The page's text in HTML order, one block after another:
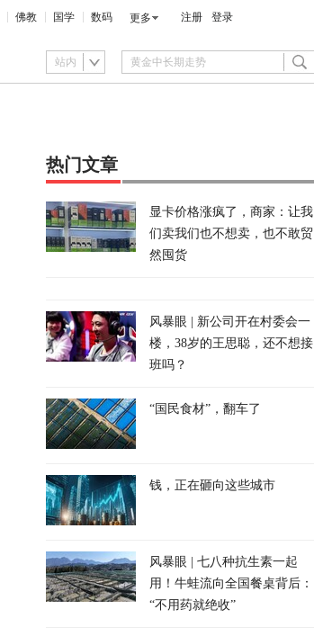
佛教 国学 数码 更多 注册 登录
站内
热门文章
显卡价格涨疯了，商家：让我
们卖我们也不想卖，也不敢贸
然囤货
风暴眼 | 新公司开在村委会一
楼，38岁的王思聪，还不想接
班吗？
“国民食材”，翻车了
钱，正在砸向这些城市
风暴眼 | 七八种抗生素一起
用！牛蛙流向全国餐桌背后：
“不用药就绝收”